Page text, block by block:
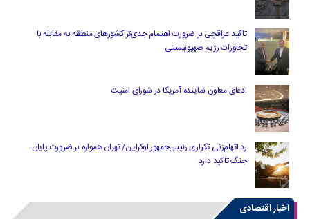
تاکید عراقچی بر ضرورت اهتمام جدی‌تر کشورهای منطقه به مقابله با
تجاوزات رژیم صهیونیستی
ادعای معاون نماینده آمریکا در شورای امنیت
رد اتهام‌زنی تکراری رئیس‌جمهور اوکراین/ تهران همواره بر ضرورت پایان
جنگ تاکید دارد
اخبار اقتصادی